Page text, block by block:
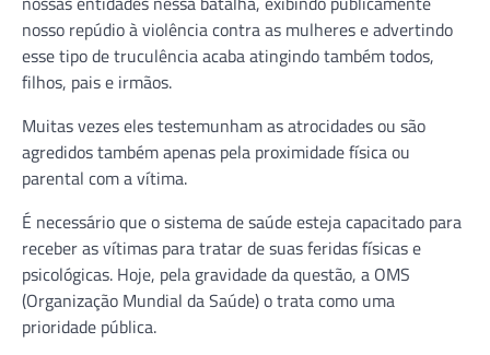
nosso repúdio à violência contra as mulheres e advertindo
esse tipo de truculência acaba atingindo também todos,
filhos, pais e irmãos.
Muitas vezes eles testemunham as atrocidades ou são
agredidos também apenas pela proximidade física ou
parental com a vítima.
É necessário que o sistema de saúde esteja capacitado para
receber as vítimas para tratar de suas feridas físicas e
psicológicas. Hoje, pela gravidade da questão, a OMS
(Organização Mundial da Saúde) o trata como uma
prioridade pública.